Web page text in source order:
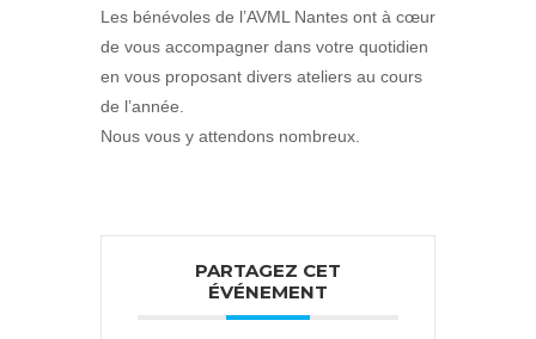
Les bénévoles de l’AVML Nantes ont à cœur
de vous accompagner dans votre quotidien
en vous proposant divers ateliers au cours
de l’année.
Nous vous y attendons nombreux.
PARTAGEZ CET
ÉVÉNEMENT